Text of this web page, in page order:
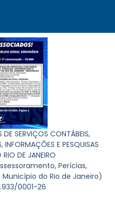
DE SERVIÇOS CONTÁBEIS,
INFORMAÇÕES E PESQUISAS
DE JANEIRO
Perícias,
do Rio de Janeiro)
0001-26